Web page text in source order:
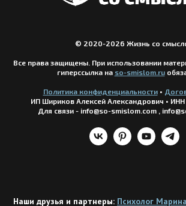
© 2020-2026 Жизнь со
Все права защищены. При использовании
гиперссылка на so-smislom.ru
Политика конфиденциальности •
ИП Шириков Алексей Александрович • ИНН
Для связи - info@so-smislom.com ,
Наши друзья и партнеры: Психолог